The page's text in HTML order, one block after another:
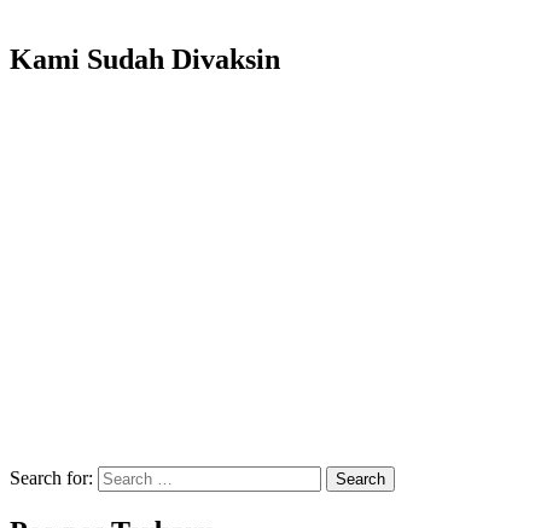
Kami Sudah Divaksin
Search for: Search